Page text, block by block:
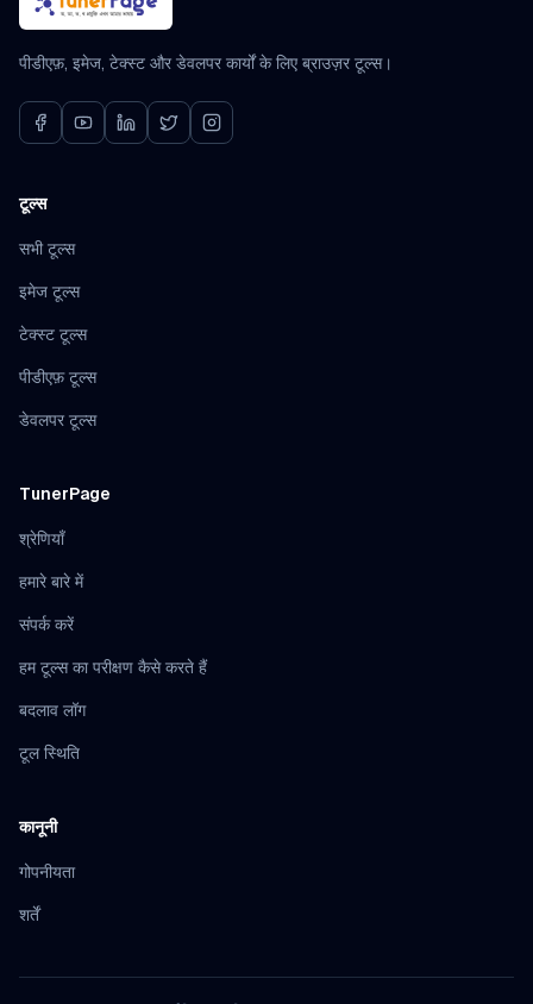
पीडीएफ़, इमेज, टेक्स्ट और डेवलपर कार्यों के लिए ब्राउज़र टूल्स।
टूल्स
सभी टूल्स
इमेज टूल्स
टेक्स्ट टूल्स
पीडीएफ़ टूल्स
डेवलपर टूल्स
TunerPage
श्रेणियाँ
हमारे बारे में
संपर्क करें
हम टूल्स का परीक्षण कैसे करते हैं
बदलाव लॉग
टूल स्थिति
कानूनी
गोपनीयता
शर्तें